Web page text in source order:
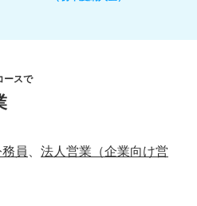
ースで
員
法人営業（企業向け営